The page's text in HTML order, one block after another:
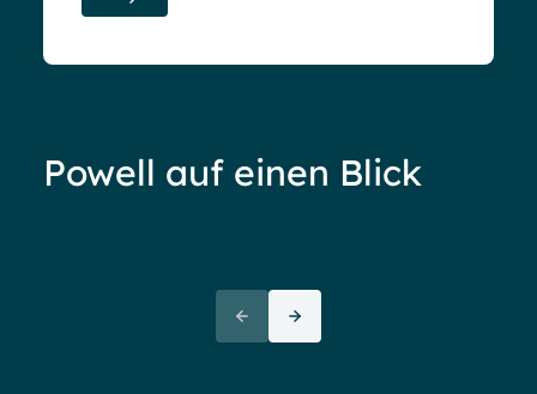
Powell auf einen Blick
72+